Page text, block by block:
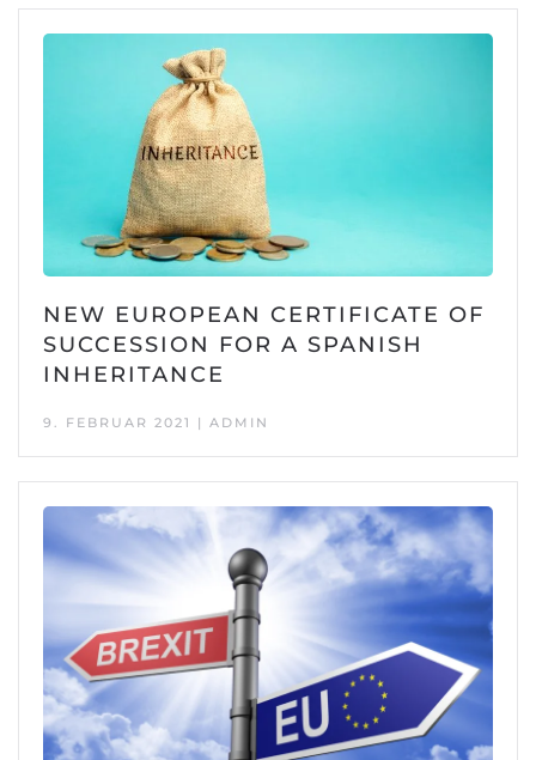
NEW EUROPEAN CERTIFICATE OF
SUCCESSION FOR A SPANISH
INHERITANCE
9. FEBRUAR 2021 | ADMIN